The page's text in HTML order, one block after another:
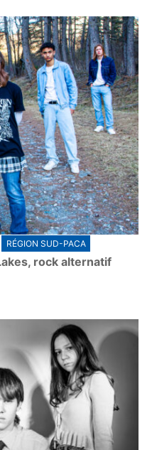
RÉGION SUD-PACA
rock alternatif